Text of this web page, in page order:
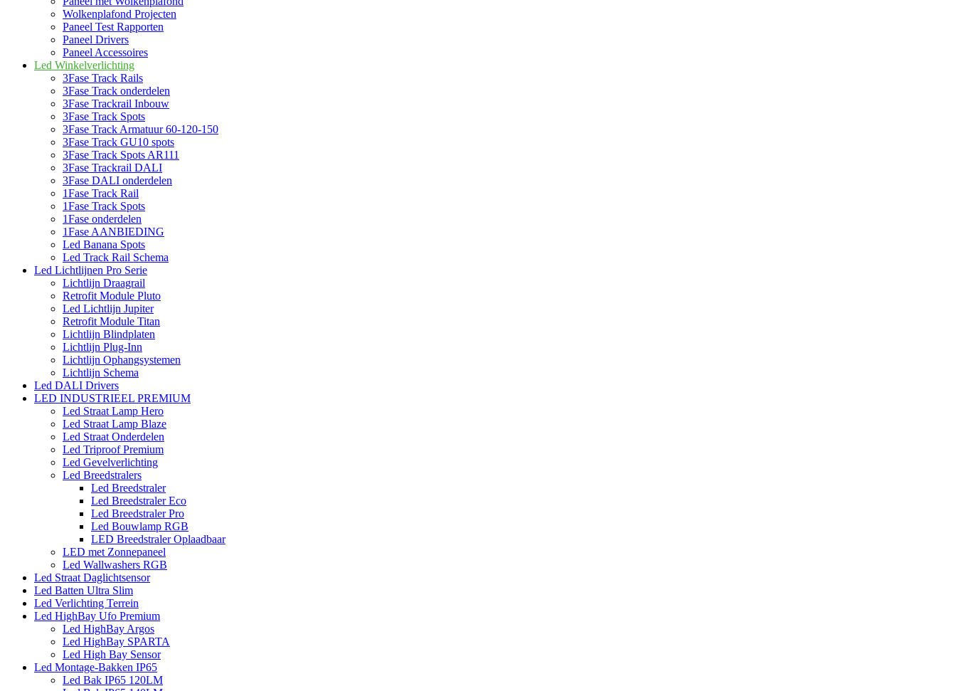
Wolkenplafond Projecten
Paneel Test Rapporten
Paneel Drivers
Paneel Accessoires
Led Winkelverlichting
3Fase Track Rails
3Fase Track onderdelen
3Fase Trackrail Inbouw
3Fase Track Spots
3Fase Track Armatuur 60-120-150
3Fase Track GU10 spots
3Fase Track Spots AR111
3Fase Trackrail DALI
3Fase DALI onderdelen
1Fase Track Rail
1Fase Track Spots
1Fase onderdelen
1Fase AANBIEDING
Led Banana Spots
Led Track Rail Schema
Led Lichtlijnen Pro Serie
Lichtlijn Draagrail
Retrofit Module Pluto
Led Lichtlijn Jupiter
Retrofit Module Titan
Lichtlijn Blindplaten
Lichtlijn Plug-Inn
Lichtlijn Ophangsystemen
Lichtlijn Schema
Led DALI Drivers
LED INDUSTRIEEL PREMIUM
Led Straat Lamp Hero
Led Straat Lamp Blaze
Led Straat Onderdelen
Led Triproof Premium
Led Gevelverlichting
Led Breedstralers
Led Breedstraler
Led Breedstraler Eco
Led Breedstraler Pro
Led Bouwlamp RGB
LED Breedstraler Oplaadbaar
LED met Zonnepaneel
Led Wallwashers RGB
Led Straat Daglichtsensor
Led Batten Ultra Slim
Led Verlichting Terrein
Led HighBay Ufo Premium
Led HighBay Argos
Led HighBay SPARTA
Led High Bay Sensor
Led Montage-Bakken IP65
Led Bak IP65 120LM